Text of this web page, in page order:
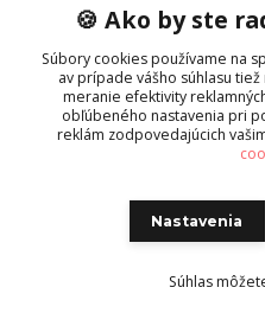
Peknekabelky.sk
+421 949747302
Po-Pia 10-16
Vytvorené na
🍪 Ako by ste
Súbory cookies používame na
av prípade vášho súhlasu
meranie efektivity
obľúbeného nastavenia pri
reklám zodpovedajúcich
Nastavenia
Súhlas